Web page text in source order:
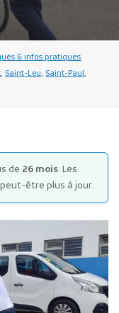
& infos pratiques
, Saint-Leu, Saint-Paul,
de 26 mois. Les
être plus à jour.